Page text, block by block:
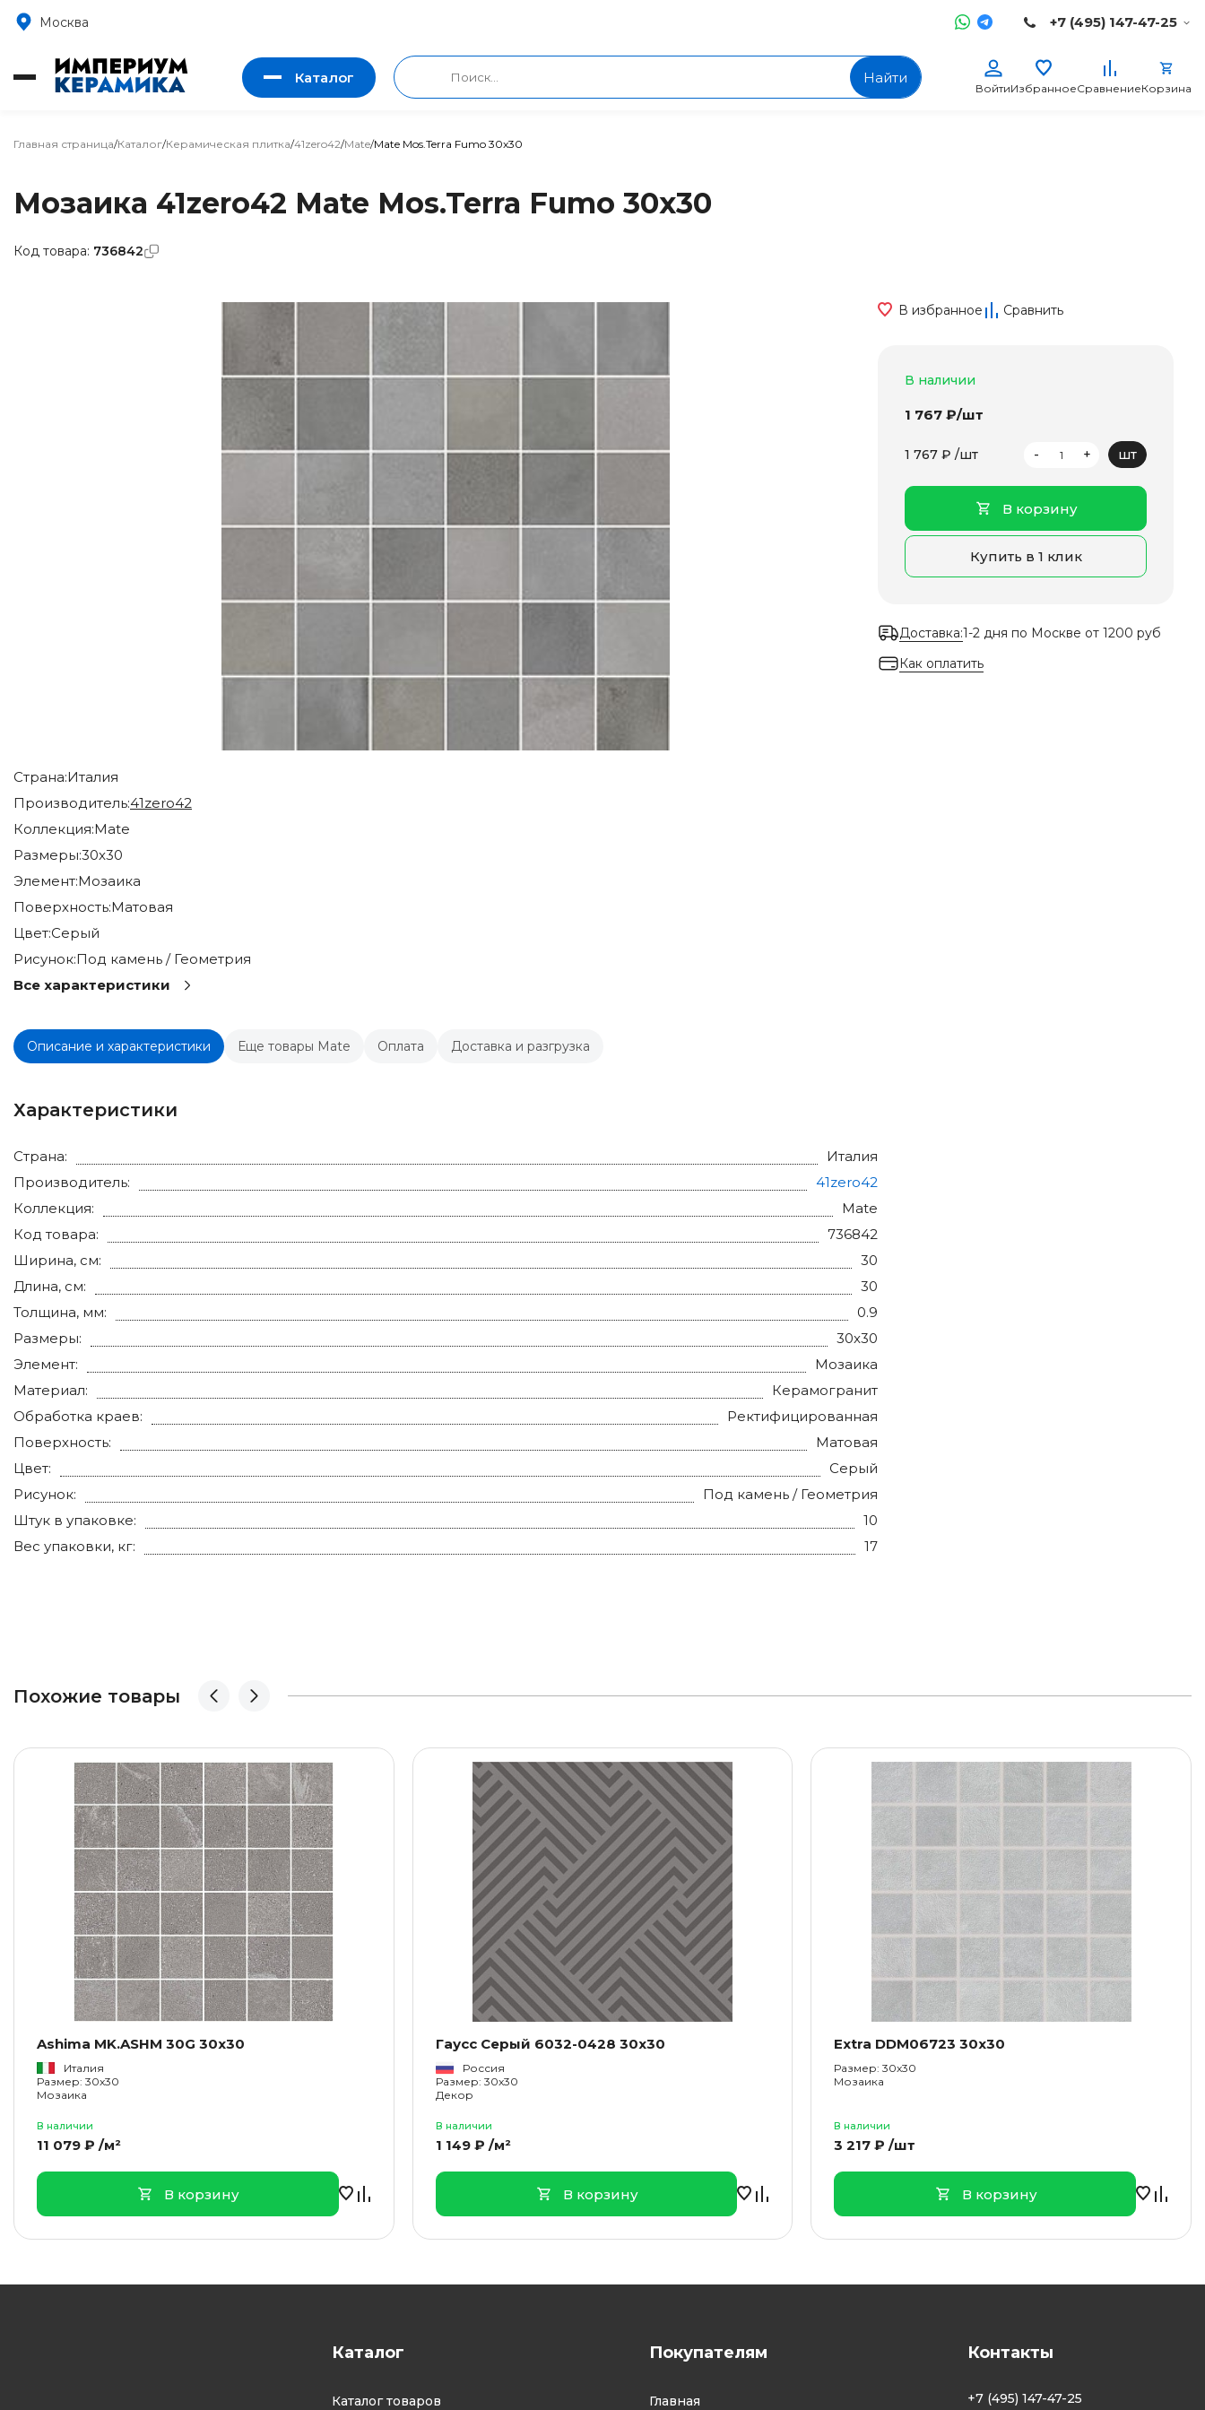
Москва +7 (495) 147-47-25
Каталог Найти
ВойтиИзбранноеСравнениеКорзина
Главная страница/Каталог/Керамическая плитка/41zero42/Mate/Mate Mos.Terra Fumo 30x30
Мозаика 41zero42 Mate Mos.Terra Fumo 30x30
Страна:Италия
Производитель:41zero42
Коллекция:Mate
Размеры:30x30
Элемент:Мозаика
Поверхность:Матовая
Цвет:Серый
Рисунок:Под камень / Геометрия
Все характеристики
Описание и характеристики Еще товары Mate Оплата Доставка и разгрузка
Характеристики
Страна:
Италия
Производитель:
41zero42
Коллекция:
Mate
Код товара:
736842
Ширина, см:
30
Длина, см:
30
Толщина, мм:
0.9
Размеры:
30x30
Элемент:
Мозаика
Материал:
Керамогранит
Обработка краев:
Ректифицированная
Поверхность:
Матовая
Цвет:
Серый
Рисунок:
Под камень / Геометрия
Штук в упаковке:
10
Вес упаковки, кг:
17
В избранное Сравнить
В наличии
1 767 ₽/шт
1 767 ₽ /шт - + шт
В корзину
Купить в 1 клик
Доставка:1-2 дня по Москве от 1200 руб
Как оплатить
Похожие товары
Ashima MK.ASHM 30G 30x30
Италия
Размер: 30x30
Мозаика
В наличии
11 079 ₽ /м²
В корзину
Гаусс Серый 6032-0428 30x30
Россия
Размер: 30x30
Декор
В наличии
1 149 ₽ /м²
В корзину
Extra DDM06723 30x30
Размер: 30x30
Мозаика
В наличии
3 217 ₽ /шт
В корзину
Код товара: 736842
Каталог
Каталог товаров
Покупателям
Главная
Контакты
+7 (495) 147-47-25